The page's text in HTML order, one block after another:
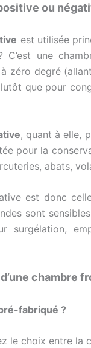
ou
est utilisée
C’est une
zéro degré
que pour
, quant à elle,
pour la
abats,
est donc
sont
surgélation,
chambre
fabriqué ?
le choix entre